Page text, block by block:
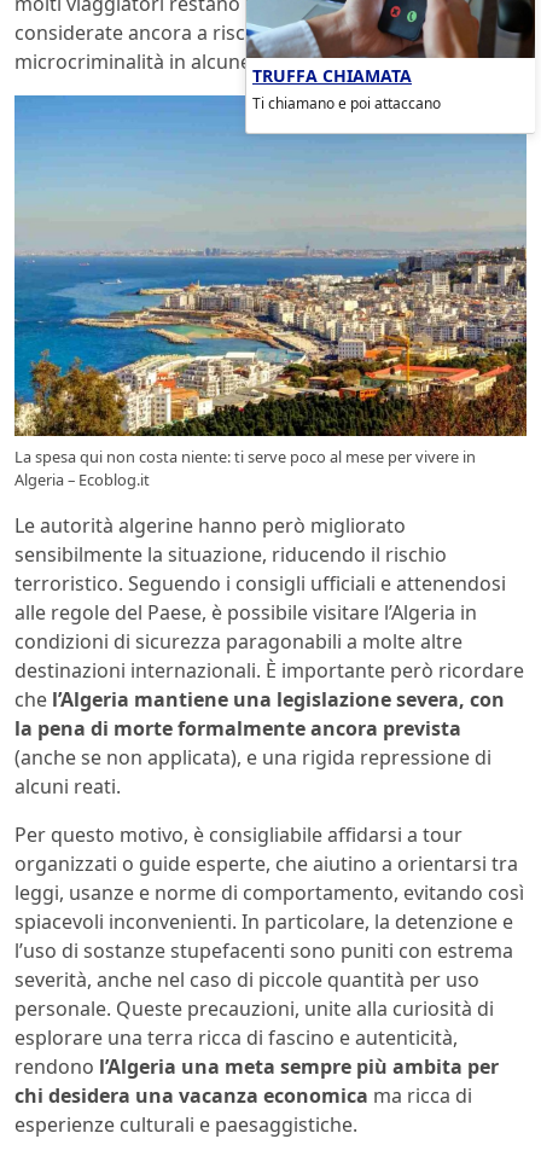
considerate ancora a rischio e della presenza di
microcriminalità in alcune aree.
La spesa qui non costa niente: ti serve poco al mese per vivere in
Algeria – Ecoblog.it
Le autorità algerine hanno però migliorato
sensibilmente la situazione, riducendo il rischio
terroristico. Seguendo i consigli ufficiali e attenendosi
alle regole del Paese, è possibile visitare l’Algeria in
condizioni di sicurezza paragonabili a molte altre
destinazioni internazionali. È importante però ricordare
che l’Algeria mantiene una legislazione severa, con
la pena di morte formalmente ancora prevista
(anche se non applicata), e una rigida repressione di
alcuni reati.
Per questo motivo, è consigliabile affidarsi a tour
organizzati o guide esperte, che aiutino a orientarsi tra
leggi, usanze e norme di comportamento, evitando così
spiacevoli inconvenienti. In particolare, la detenzione e
l’uso di sostanze stupefacenti sono puniti con estrema
severità, anche nel caso di piccole quantità per uso
personale. Queste precauzioni, unite alla curiosità di
esplorare una terra ricca di fascino e autenticità,
rendono l’Algeria una meta sempre più ambita per
chi desidera una vacanza economica ma ricca di
esperienze culturali e paesaggistiche.
TRUFFA CHIAMATA
Ti chiamano e poi attaccano